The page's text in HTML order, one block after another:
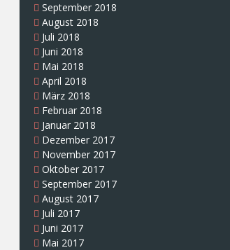
September 2018
August 2018
Juli 2018
Juni 2018
Mai 2018
April 2018
März 2018
Februar 2018
Januar 2018
Dezember 2017
November 2017
Oktober 2017
September 2017
August 2017
Juli 2017
Juni 2017
Mai 2017